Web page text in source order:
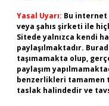
Yasal Uyarı: Bu
veya şahıs şirketi ile
Sitede yalnızca kendi
paylaşılmaktadır.
taşımamakta olup,
paylaşım
benzerlikleri tamamen
taslak halindedir ve